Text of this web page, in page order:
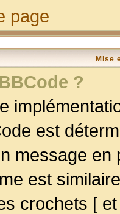
page
Mise
?
est
message
est
crochets [